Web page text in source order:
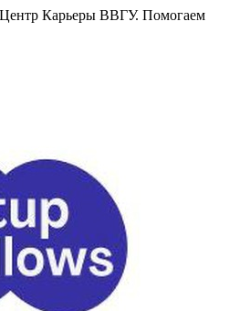
Карьеры ВВГУ. Помогаем